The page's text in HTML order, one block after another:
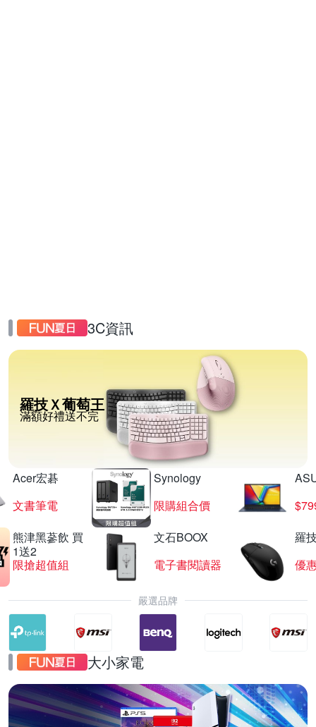
3C資訊
羅技Ｘ葡萄王
滿額好禮送不完
Acer宏碁
文書筆電
Synology
限購組合價
熊津黑蔘飲 買
1送2
限搶超值組
文石BOOX
電子書閱讀器
羅
優
嚴選品牌
大小家電